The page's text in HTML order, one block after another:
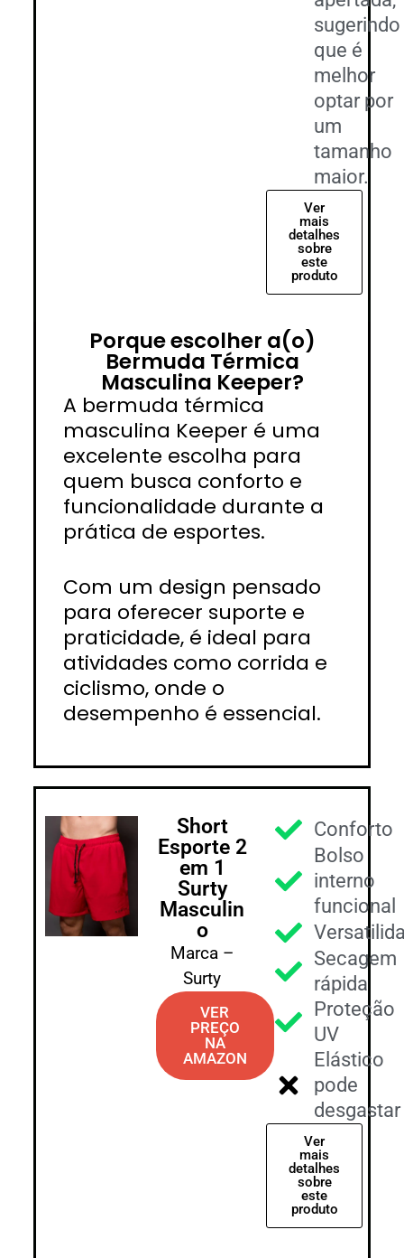
sugerindo
que é
melhor
optar por
um
tamanho
maior.
Ver
mais
detalhes
sobre
este
produto
Porque escolher a(o)
Bermuda Térmica
Masculina Keeper?
A bermuda térmica
masculina Keeper é uma
excelente escolha para
quem busca conforto e
funcionalidade durante a
prática de esportes.
Com um design pensado
para oferecer suporte e
praticidade, é ideal para
atividades como corrida e
ciclismo, onde o
desempenho é essencial.
Short
Esporte 2
em 1
Surty
Masculin
o
Marca –
Surty
VER
PREÇO
NA
AMAZON
Conforto
Bolso
interno
funcional
Secagem
rápida
Proteção
UV
Elástico
pode
desgastar
Ver
mais
detalhes
sobre
este
produto